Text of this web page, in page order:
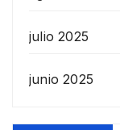
julio 2025
junio 2025